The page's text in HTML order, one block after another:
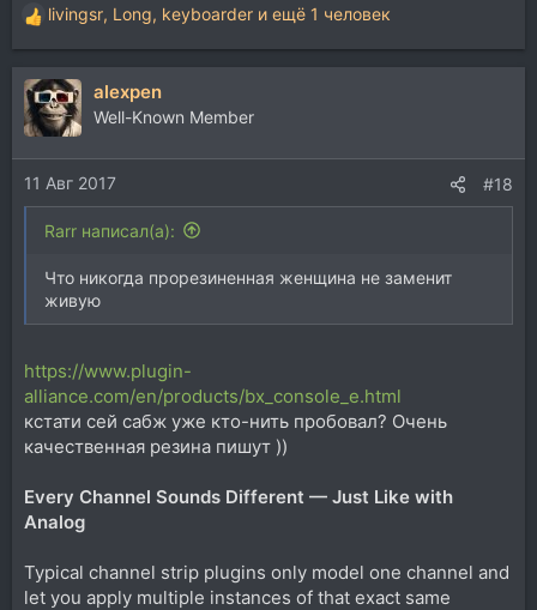
Р
е
а
к
ц
и
и
:
livingsr, Long, keyboarder и ещё 1 человек
alexpen
Well-Known Member
11 Авг 2017 #18
Rarr написал(а):
Что никогда прорезиненная женщина не заменит
живую
https://www.plugin-
alliance.com/en/products/bx_console_e.html
кстати сей сабж уже кто-нить пробовал? Очень
качественная резина пишут ))
Every Channel Sounds Different — Just Like with
Analog
Typical channel strip plugins only model one channel and
let you apply multiple instances of that exact same